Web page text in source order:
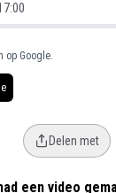
op Google.
Delen met
had een video